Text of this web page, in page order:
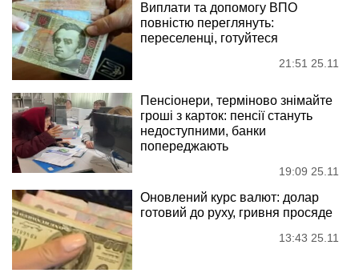
Виплати та допомогу ВПО
повністю переглянуть:
переселенці, готуйтеся
21:51 25.11
Пенсіонери, терміново знімайте
гроші з карток: пенсії стануть
недоступними, банки
попереджають
19:09 25.11
Оновлений курс валют: долар
готовий до руху, гривня просяде
13:43 25.11